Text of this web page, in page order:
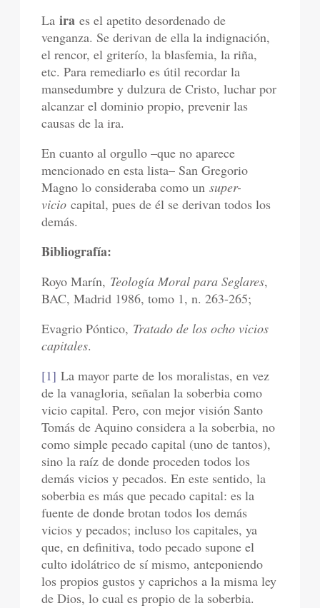
Laira es el apetito desordenado de
venganza. Se derivan de ella la indignación,
el rencor, el griterío, la blasfemia, la riña,
etc. Para remediarlo es útil recordar la
mansedumbre y dulzura de Cristo, luchar por
alcanzar el dominio propio, prevenir las
causas de la ira.
En cuanto al orgullo –que no aparece
mencionado en esta lista– San Gregorio
Magno lo consideraba como unsuper-
vicio capital, pues de él se derivan todos los
demás.
Bibliografía:
Royo Marín, Teología Moral para Seglares,
BAC, Madrid 1986, tomo 1, n. 263-265;
Evagrio Póntico, Tratado de los ocho vicios
capitales.
[1] La mayor parte de los moralistas, en vez
de la vanagloria, señalan la soberbia como
vicio capital. Pero, con mejor visión Santo
Tomás de Aquino considera a la soberbia, no
como simple pecado capital (uno de tantos),
sino la raíz de donde proceden todos los
demás vicios y pecados. En este sentido, la
soberbia es más que pecado capital: es la
fuente de donde brotan todos los demás
vicios y pecados; incluso los capitales, ya
que, en definitiva, todo pecado supone el
culto idolátrico de sí mismo, anteponiendo
los propios gustos y caprichos a la misma ley
de Dios, lo cual es propio de la soberbia.